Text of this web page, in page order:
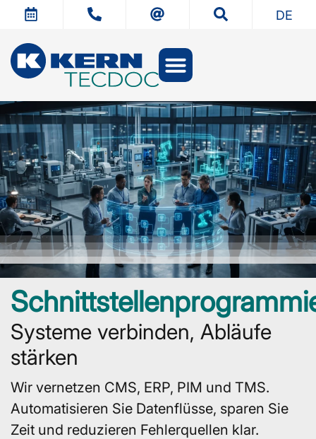
DE
Systeme verbinden, Abläufe
stärken
Wir vernetzen CMS, ERP, PIM und TMS.
Automatisieren Sie Datenflüsse, sparen Sie
Zeit und reduzieren Fehlerquellen klar.